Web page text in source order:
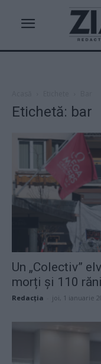
Etichetă: bar
Un „Colectiv”
morți și 110
Redacţia joi, 1 ianuarie